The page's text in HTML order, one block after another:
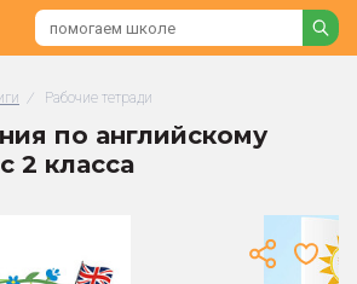
/ Рабочие тетради
по английскому
2 класса